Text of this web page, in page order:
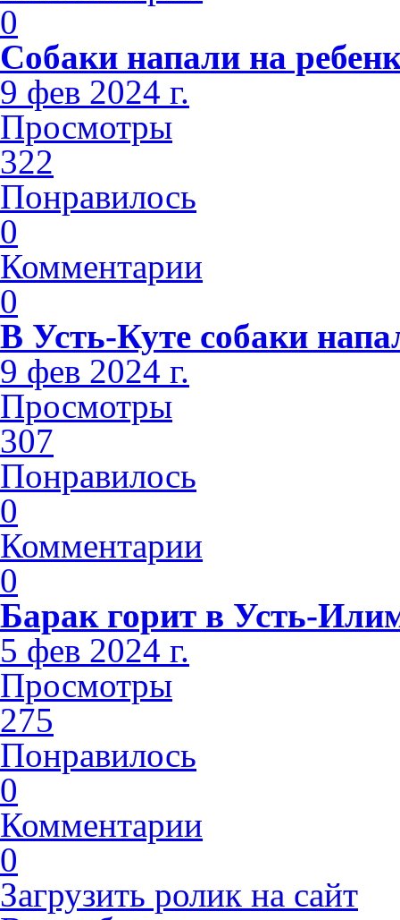
0
Собаки напали на
9 фев 2024 г.
Просмотры
322
Понравилось
0
Комментарии
0
В Усть-Куте собаки
9 фев 2024 г.
Просмотры
307
Понравилось
0
Комментарии
0
Барак горит в Усть-
5 фев 2024 г.
Просмотры
275
Понравилось
0
Комментарии
0
Загрузить ролик на сайт